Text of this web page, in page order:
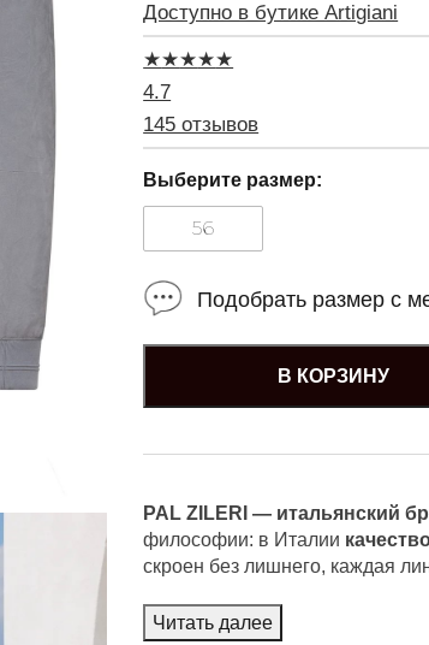
Доступно в бутике Artigiani
★★★★★
4.7
145 отзывов
PAL ZILERI — итальянский
философии: в Италии
скроен без лишнего, каждая
Читать далее
Выберите размер:
56
Подобрать размер с
В КОРЗИНУ